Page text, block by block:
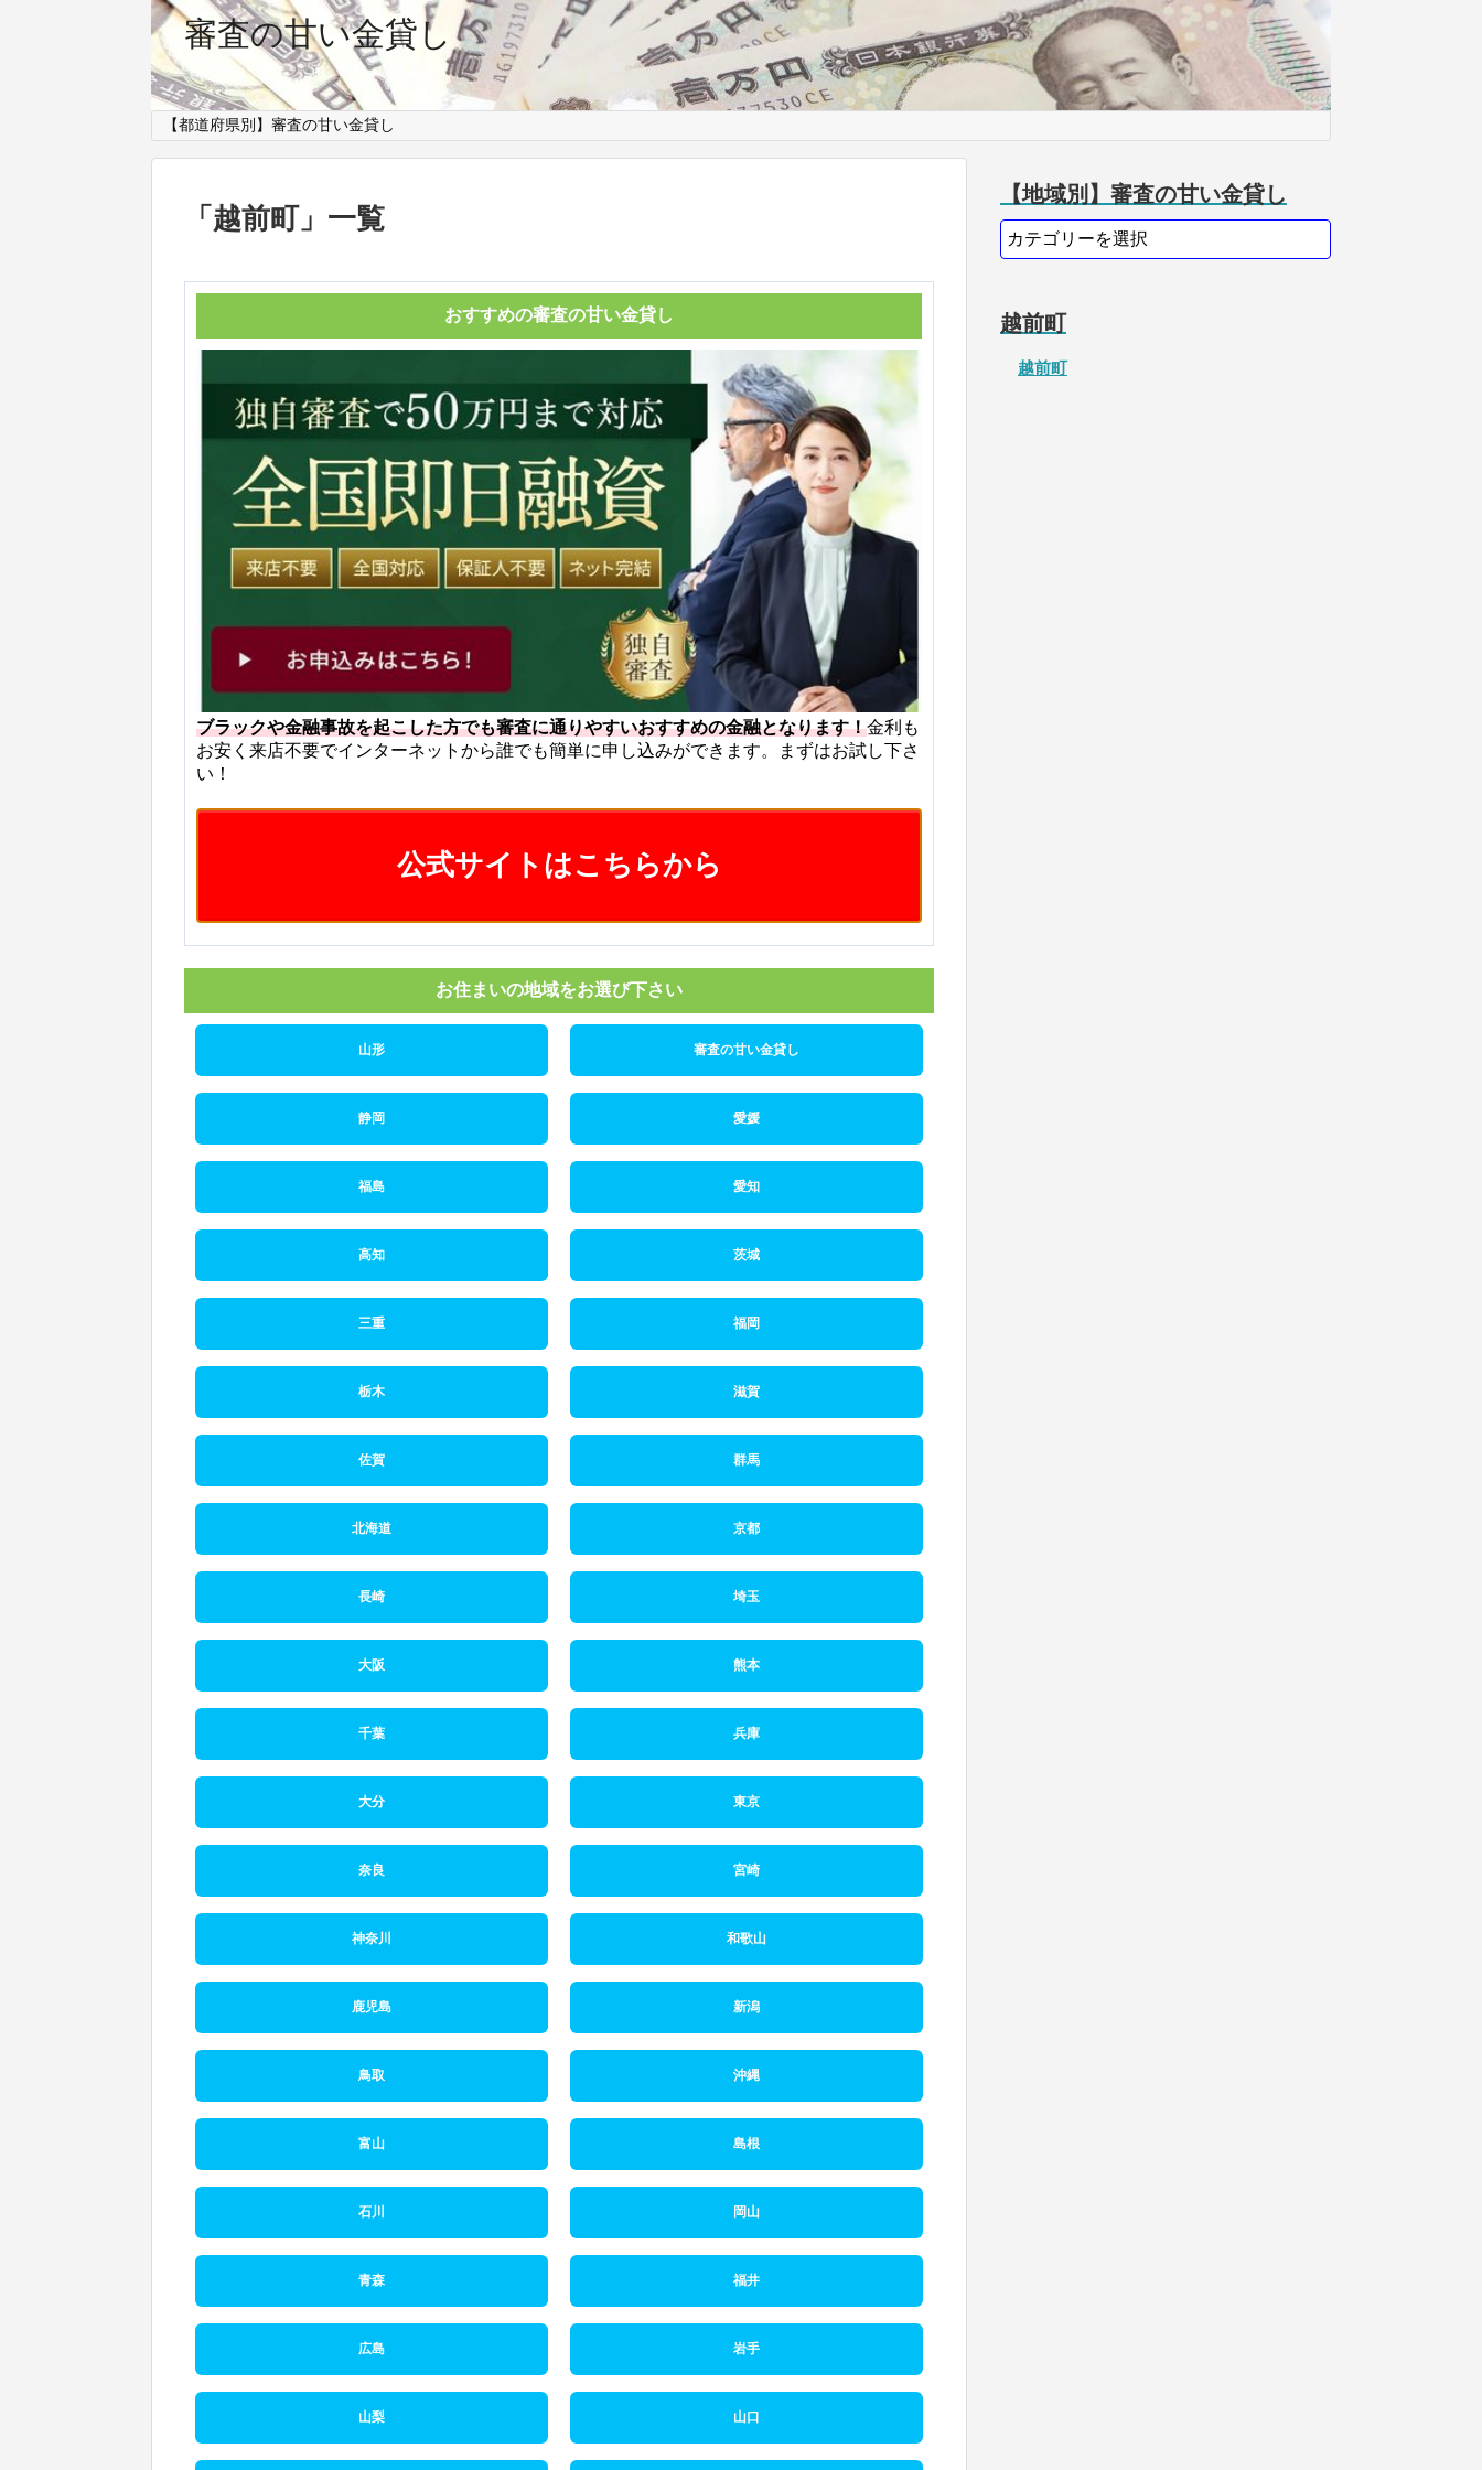
審査の甘い金貸し
【都道府県別】審査の甘い金貸し
「 越前町」 一覧
おすすめの審査の甘い金貸し
ブラックや金融事故を起こした方でも審査に通りやすいおすすめの金融となります！金利も
お安く来店不要でインターネットから誰でも簡単に申し込みができます。まずはお試し下さ
い！
公式サイトはこちらから
お住まいの地域をお選び下さい
山形 審査の甘い金貸し
静岡 愛媛
福島 愛知
高知 茨城
三重 福岡
栃木 滋賀
佐賀 群馬
北海道 京都
長崎 埼玉
大阪 熊本
千葉 兵庫
大分 東京
奈良 宮崎
神奈川 和歌山
鹿児島 新潟
鳥取 沖縄
富山 島根
石川 岡山
青森 福井
広島 岩手
山梨 山口
【地域別】審査の甘い金貸し
越前町
越前町